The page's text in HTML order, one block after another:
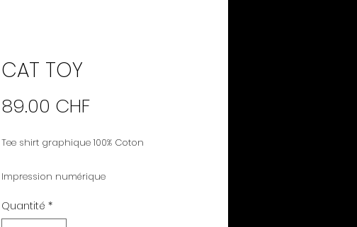
CAT TOY
89.00 CHFPrix
Quantité *